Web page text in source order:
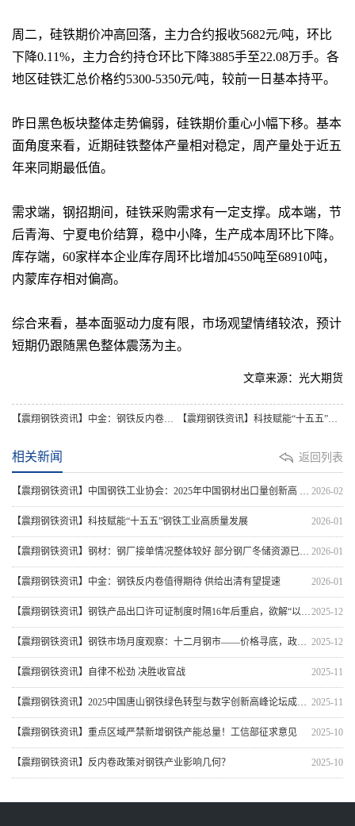
周二，硅铁期价冲高回落，主力合约报收5682元/吨，环比
下降0.11%，主力合约持仓环比下降3885手至22.08万手。各
地区硅铁汇总价格约5300-5350元/吨，较前一日基本持平。
昨日黑色板块整体走势偏弱，硅铁期价重心小幅下移。基本
面角度来看，近期硅铁整体产量相对稳定，周产量处于近五
年来同期最低值。
需求端，钢招期间，硅铁采购需求有一定支撑。成本端，节
后青海、宁夏电价结算，稳中小降，生产成本周环比下降。
库存端，60家样本企业库存周环比增加4550吨至68910吨，
内蒙库存相对偏高。
综合来看，基本面驱动力度有限，市场观望情绪较浓，预计
短期仍跟随黑色整体震荡为主。
文章来源：光大期货
【震翔钢铁资讯】中金：钢铁反内卷值得期待 供给出清有望提速 【震翔钢铁资讯】科技赋能“十五五”钢铁工业高质量发展
返回列表
相关新闻
2026-02
【震翔钢铁资讯】中国钢铁工业协会：2025年中国钢材出口量创新高 出口钢材1.19亿吨
2026-01
【震翔钢铁资讯】科技赋能“十五五”钢铁工业高质量发展
2026-01
【震翔钢铁资讯】钢材：钢厂接单情况整体较好 部分钢厂冬储资源已提前锁定
2026-01
【震翔钢铁资讯】中金：钢铁反内卷值得期待 供给出清有望提速
2025-12
【震翔钢铁资讯】钢铁产品出口许可证制度时隔16年后重启，欲解“以量补价”困局
2025-12
【震翔钢铁资讯】钢铁市场月度观察：十二月钢市——价格寻底，政策预期酝酿反弹机遇
2025-11
【震翔钢铁资讯】自律不松劲 决胜收官战
2025-11
【震翔钢铁资讯】2025中国唐山钢铁绿色转型与数字创新高峰论坛成功举行，天津市震翔金属制品有限公司荣获“全国优质钢铁加工企业”奖牌
2025-10
【震翔钢铁资讯】重点区域严禁新增钢铁产能总量！工信部征求意见
2025-10
【震翔钢铁资讯】反内卷政策对钢铁产业影响几何？